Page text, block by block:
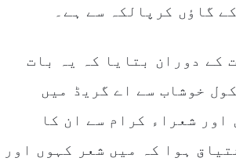
گاؤں کرپالکہ سے ہے۔
کے دوران بتایا کہ یہ بات
سکول خوشاب سے اے گریڈ میں
شعراء کرام سے ان کا
ہوا کہ میں شعر کہوں اور